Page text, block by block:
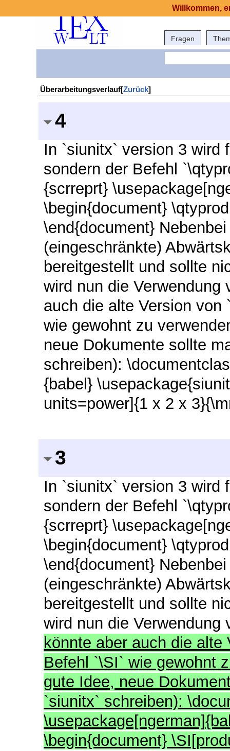
Fragen
Überarbeitungsverlauf[Zurück]
4
In `siunitx` version 3 wird
sondern der Befehl
{scrreprt}
\begin{document}
\end{document}
(eingeschränkte)
bereitgestellt und sollte
wird nun die
auch die alte Version
wie gewohnt zu
neue Dokumente sollte
schreiben):
{babel}
units=power]{1 x 2 x
3
In `siunitx` version 3 wird
sondern der Befehl
{scrreprt}
\begin{document}
\end{document}
(eingeschränkte)
bereitgestellt und sollte
wird nun die
könnte aber auch die
Befehl `\SI` wie gewohnt
gute Idee, neue
`siunitx` schreiben):
\begin{document}
Willkommen,